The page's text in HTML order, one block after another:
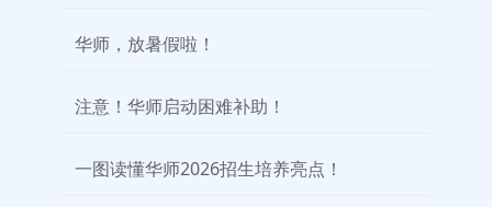
华师，放暑假啦！
注意！华师启动困难补助！
一图读懂华师2026招生培养亮点！